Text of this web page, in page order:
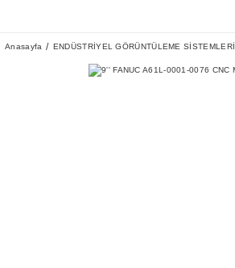
Anasayfa ENDÜSTRİYEL GÖRÜNTÜLEME SİSTEMLERİ